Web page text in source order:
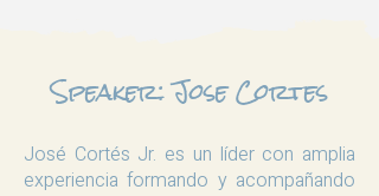
Speaker: Jose Cortes
José Cortés Jr. es un líder con amplia
experiencia formando y acompañando